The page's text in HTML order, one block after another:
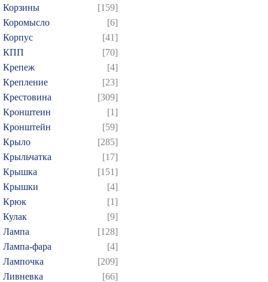
Корзины
[159]
Коромысло
[6]
Корпус
[41]
КПП
[70]
Крепеж
[4]
Крепление
[23]
Крестовина
[309]
Кронштеин
[1]
Кронштейн
[59]
Крыло
[285]
Крыльчатка
[17]
Крышка
[151]
Крышки
[4]
Крюк
[1]
Кулак
[9]
Лампа
[128]
Лампа-фара
[4]
Лампочка
[209]
Ливневка
[66]